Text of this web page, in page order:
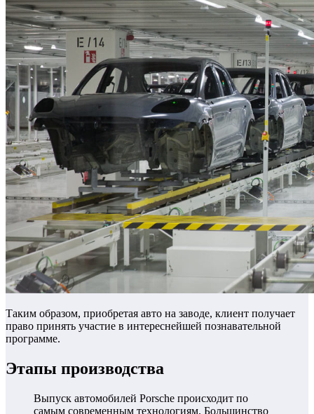
Таким образом, приобретая авто на заводе, клиент получает
право принять участие в интереснейшей познавательной
программе.
Этапы производства
Выпуск автомобилей Porsche происходит по
самым современным технологиям. Большинство